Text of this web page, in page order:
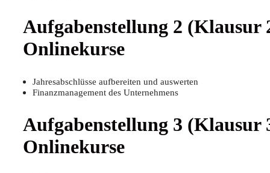
Auf­ga­ben­stel­lung 2
Onlinekurse
Jah­res­ab­schlüs­se auf­be­rei­ten und auswerten
Finanz­ma­nage­ment des Unternehmens
Auf­ga­ben­stel­lung 3
Onlinekurse